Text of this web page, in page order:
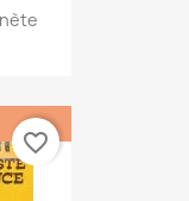
favorite_border